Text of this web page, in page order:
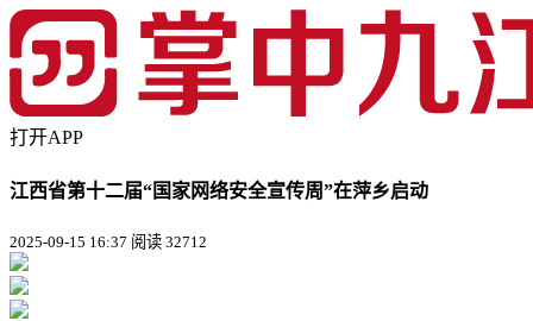
打开APP
江西省第十二届“国家网络安全宣传周”在萍乡启动
2025-09-15 16:37 阅读 32712